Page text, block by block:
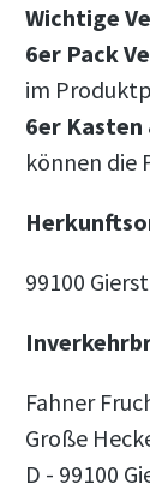
Wichtige
6er Pack
im
6er Kasten
können die
99100
Fahner
Große
D - 99100